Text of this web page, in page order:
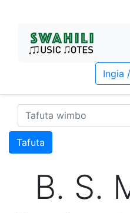
Ingia
Tafuta
B. S.